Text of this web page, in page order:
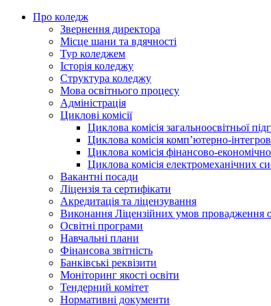
Про коледж
Звернення директора
Місце шани та вдячності
Тур коледжем
Історія коледжу
Структура коледжу
Мова освітнього процесу
Адміністрація
Циклові комісії
Циклова комісія загальноосвітньої
Циклова комісія комп’ютерно-
Циклова комісія фінансово-
Циклова комісія електромеханічних
Вакантні посади
Ліцензія та сертифікати
Акредитація та ліцензування
Виконання Ліцензійних умов провадження
Освітні програми
Навчальні плани
Фінансова звітність
Банківські реквізити
Моніторинг якості освіти
Тендерний комітет
Нормативні документи